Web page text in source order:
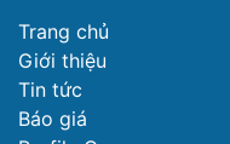
Trang chủ
Giới thiệu
Tin tức
Báo giá